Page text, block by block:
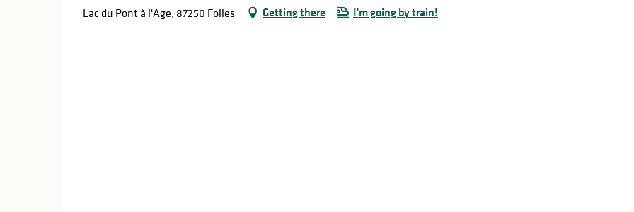
Lac du Pont à l'Age, 87250 Folles Getting there I'm going by train!